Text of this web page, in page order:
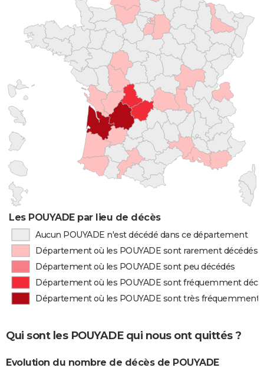
Les POUYADE par lieu de décès
Aucun POUYADE n'est décédé dans ce département
Département où les POUYADE sont rarement décédés
Département où les POUYADE sont peu décédés
Département où les POUYADE sont fréquemment
Département où les POUYADE sont très fréquemment
Qui sont les POUYADE qui nous ont quittés ?
Evolution du nombre de décès de POUYADE